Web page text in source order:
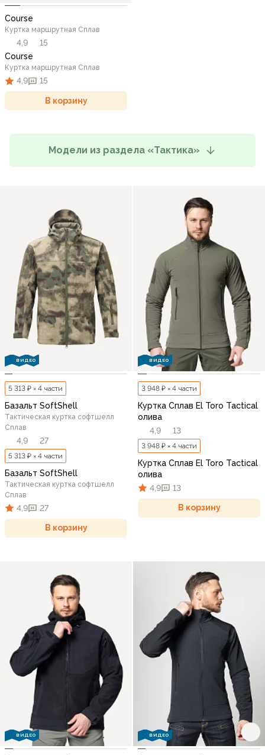
Course
Куртка маршрутная Сплав
4,9
15
Course
Куртка маршрутная Сплав
4,9 15
В корзину
Модели из раздела «Тактика»
ВИДЕО
5 313 ₽ × 4 части
Базальт SoftShell
Тактическая куртка софтшелл
Сплав
4,9 27
5 313 ₽ × 4 части
Базальт SoftShell
Тактическая куртка софтшелл
Сплав
4,9 27
В корзину
ВИДЕО
3 948 ₽ × 4 части
Куртка Сплав El Toro Tactical
олива
4,9
13
3 948 ₽ × 4 части
Куртка Сплав El Toro Tactical
олива
4,9
13
В корзину
ВИДЕО ВИДЕО